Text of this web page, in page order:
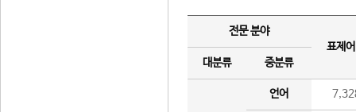
전문 분야
표제
대분류
중분류
언어